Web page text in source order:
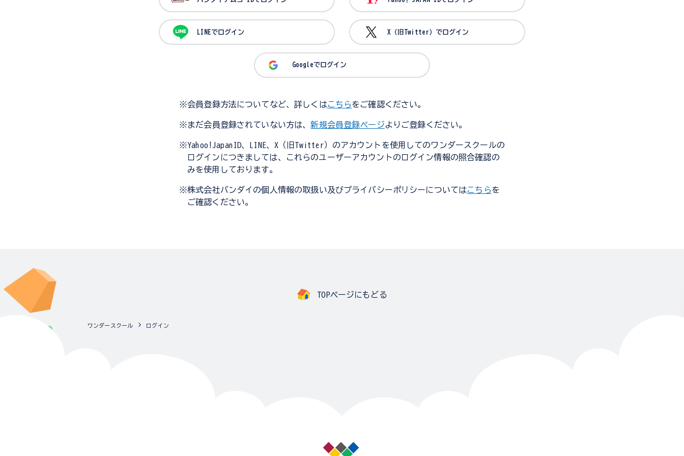
LINEでログイン X（旧Twitter）でログイン
Googleでログイン
※会員登録方法についてなど、詳しくはこちらをご確認ください。
※まだ会員登録されていない方は、新規会員登録ページよりご登録ください。
※Yahoo!JapanID、LINE、X（旧Twitter）のアカウントを使用してのワンダースクールの
ログインにつきましては、これらのユーザーアカウントのログイン情報の照合確認の
みを使用しております。
※株式会社バンダイの個人情報の取扱い及びプライバシーポリシーについてはこちらを
ご確認ください。
TOPページにもどる
ワンダースクール ログイン